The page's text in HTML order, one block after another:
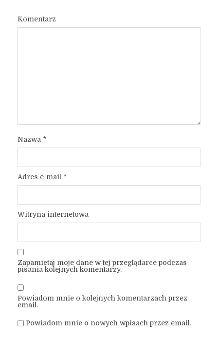
Komentarz
Nazwa *
Adres e-mail *
Witryna internetowa
Zapamiętaj moje dane w tej przeglądarce podczas
pisania kolejnych komentarzy.
Powiadom mnie o kolejnych komentarzach przez
email.
Powiadom mnie o nowych wpisach przez email.